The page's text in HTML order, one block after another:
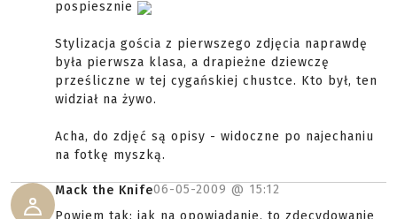
pospiesznie
Stylizacja gościa z pierwszego zdjęcia naprawdę
była pierwsza klasa, a drapieżne dziewczę
prześliczne w tej cygańskiej chustce. Kto był, ten
widział na żywo.
Acha, do zdjęć są opisy - widoczne po najechaniu
na fotkę myszką.
Mack the Knife06-05-2009 @ 15:12